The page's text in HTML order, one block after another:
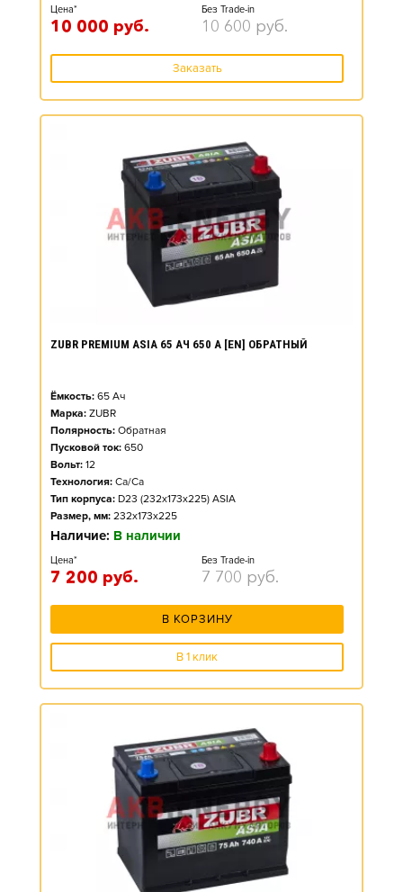
Цена*
10 000 руб.
Без Trade-in
10 600 руб.
Заказать
ZUBR PREMIUM ASIA 65 АЧ 650 А [EN] ОБРАТНЫЙ
Ёмкость: 65 Ач
Марка: ZUBR
Полярность: Обратная
Пусковой ток: 650
Вольт: 12
Технология: Ca/Ca
Тип корпуса: D23 (232x173x225) ASIA
Размер, мм: 232x173x225
Наличие: В наличии
Цена*
7 200 руб.
Без Trade-in
7 700 руб.
В КОРЗИНУ
В 1 клик